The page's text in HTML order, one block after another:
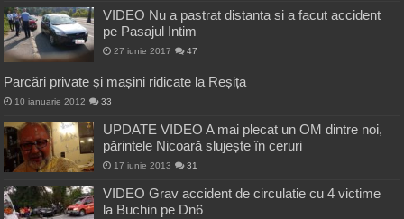
VIDEO Nu a pastrat distanta si a facut accident
pe Pasajul Intim
27 iunie 2017 47
Parcări private și mașini ridicate la Reșița
10 ianuarie 2012 33
UPDATE VIDEO A mai plecat un OM dintre noi,
părintele Nicoară slujește în ceruri
17 iunie 2013 31
VIDEO Grav accident de circulatie cu 4 victime
la Buchin pe Dn6